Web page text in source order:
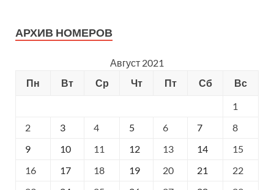
АРХИВ НОМЕРОВ
Август 2021
Пн
Вт Ср Чт Пт Сб
Вс
1
2
3 4 5 6 7
8
9
10 11 12 13 14
15
16
17 18 19 20 21
22